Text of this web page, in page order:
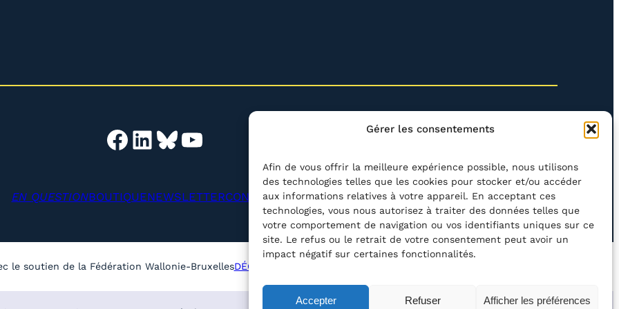
Gérer les consentements
Afin de vous offrir la meilleure expérience possible, nous utilisons
des technologies telles que les cookies pour stocker et/ou accéder
aux informations relatives à votre appareil. En acceptant ces
technologies, vous nous autorisez à traiter des données telles que
votre comportement de navigation ou vos identifiants uniques sur ce
site. Le refus ou le retrait de votre consentement peut avoir un
impact négatif sur certaines fonctionnalités.
Accepter Refuser Afficher les préférences
Facebook LinkedIn Bluesky YouTube
EN QUESTIONBOUTIQUENEWSLETTERCONTACT
Rechercher
le soutien de la Fédération Wallonie-BruxellesDÉCLARATION D’ACCESSIBILITÉ